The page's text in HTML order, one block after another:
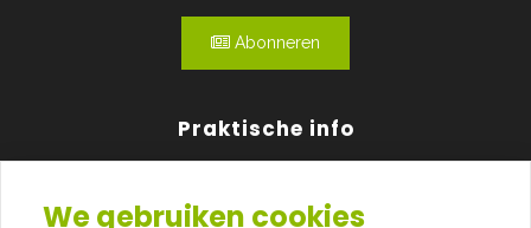
Abonneren
Praktische info
We gebruiken cookies